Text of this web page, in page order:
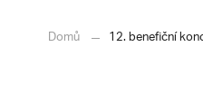
Domů 12. benefiční